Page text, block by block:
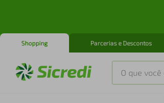
Shopping Parcerias e Descontos
O que você